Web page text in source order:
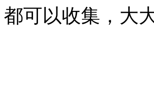
都可以收集，大